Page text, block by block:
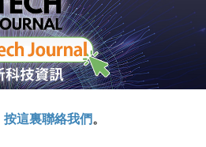
按這裏聯絡我們。